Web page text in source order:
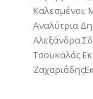
Καλεσμένοι:
Αναλύτρια
Αλεξάνδρα
Τσουκαλάς